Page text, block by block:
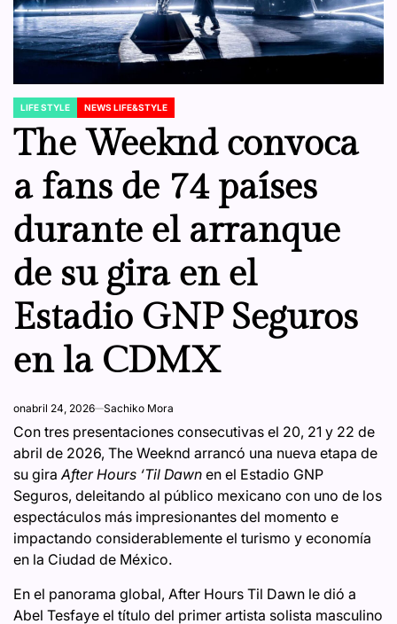
POSTED
IN
LIFE STYLE NEWS LIFE&STYLE
The Weeknd convoca
a fans de 74 países
durante el arranque
de su gira en el
Estadio GNP Seguros
en la CDMX
onabril 24, 2026 Sachiko Mora
Con tres presentaciones consecutivas el 20, 21 y 22 de
abril de 2026, The Weeknd arrancó una nueva etapa de
su gira After Hours ‘Til Dawn en el Estadio GNP
Seguros, deleitando al público mexicano con uno de los
espectáculos más impresionantes del momento e
impactando considerablemente el turismo y economía
en la Ciudad de México.
En el panorama global, After Hours Til Dawn le dió a
Abel Tesfaye el título del primer artista solista masculino